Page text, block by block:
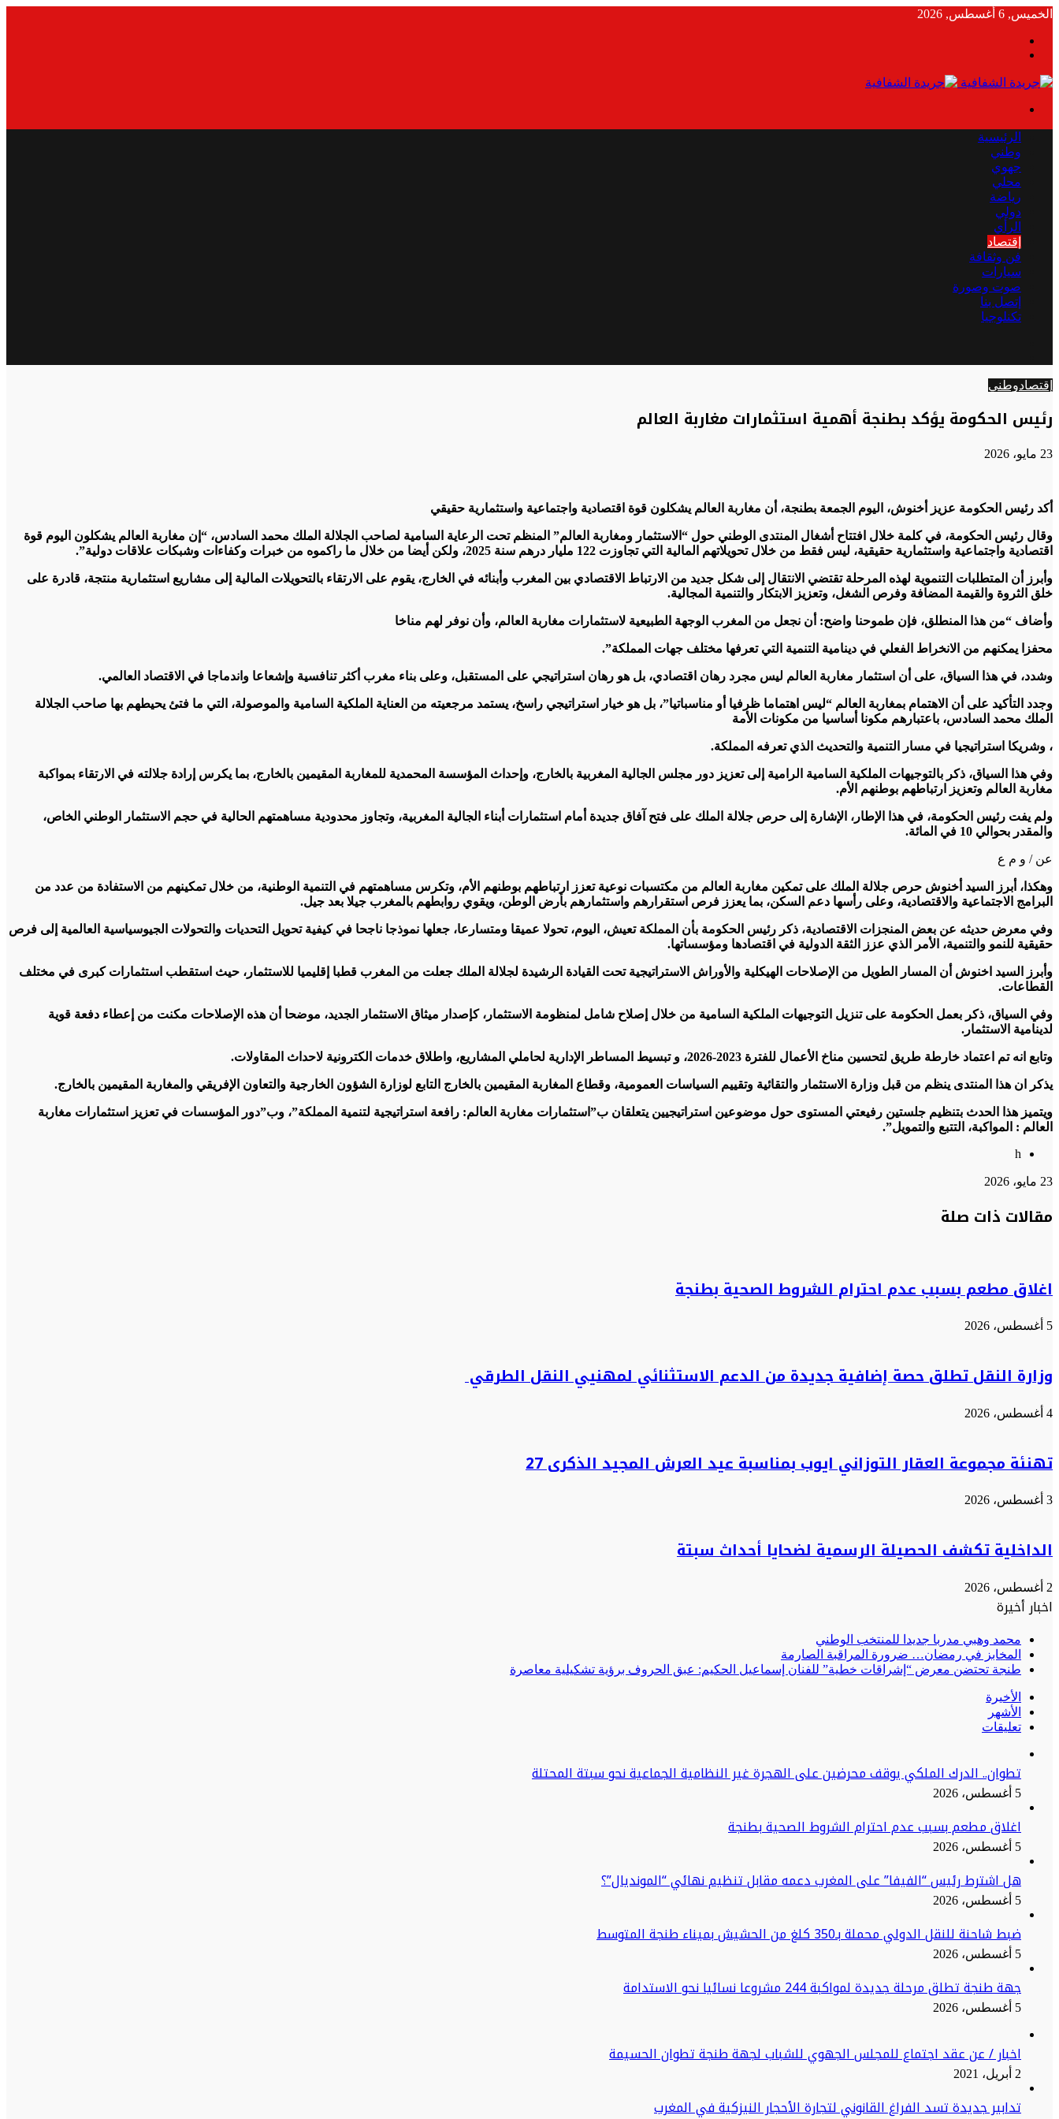
الخميس, 6 أغسطس, 2026
الرئيسية
وطني
جهوي
محلي
رياضة
دولي
الرأي
إقتصاد
فن وثقافة
سيارات
صوت وصورة
إتصل بنا
تكنلوجيا
إقتصادوطني
رئيس الحكومة يؤكد بطنجة أهمية استثمارات مغاربة العالم
23 مايو، 2026
أكد رئيس الحكومة عزيز أخنوش، اليوم الجمعة بطنجة، أن مغاربة العالم يشكلون قوة اقتصادية واجتماعية واستثمارية حقيقي
وقال رئيس الحكومة، في كلمة خلال افتتاح أشغال المنتدى الوطني حول “الاستثمار ومغاربة العالم” المنظم تحت الرعاية السامية لصاحب الجلالة الملك محمد السادس، “إن مغاربة العالم يشكلون اليوم قوة
اقتصادية واجتماعية واستثمارية حقيقية، ليس فقط من خلال تحويلاتهم المالية التي تجاوزت 122 مليار درهم سنة 2025، ولكن أيضا من خلال ما راكموه من خبرات وكفاءات وشبكات علاقات دولية”.
وأبرز أن المتطلبات التنموية لهذه المرحلة تقتضي الانتقال إلى شكل جديد من الارتباط الاقتصادي بين المغرب وأبنائه في الخارج، يقوم على الارتقاء بالتحويلات المالية إلى مشاريع استثمارية منتجة، قادرة على
خلق الثروة والقيمة المضافة وفرص الشغل، وتعزيز الابتكار والتنمية المجالية.
وأضاف “من هذا المنطلق، فإن طموحنا واضح: أن نجعل من المغرب الوجهة الطبيعية لاستثمارات مغاربة العالم، وأن نوفر لهم مناخا
محفزا يمكنهم من الانخراط الفعلي في دينامية التنمية التي تعرفها مختلف جهات المملكة”.
وشدد، في هذا السياق، على أن استثمار مغاربة العالم ليس مجرد رهان اقتصادي، بل هو رهان استراتيجي على المستقبل، وعلى بناء مغرب أكثر تنافسية وإشعاعا واندماجا في الاقتصاد العالمي.
وجدد التأكيد على أن الاهتمام بمغاربة العالم “ليس اهتماما ظرفيا أو مناسباتيا”، بل هو خيار استراتيجي راسخ، يستمد مرجعيته من العناية الملكية السامية والموصولة، التي ما فتئ يحيطهم بها صاحب الجلالة
الملك محمد السادس، باعتبارهم مكونا أساسيا من مكونات الأمة
، وشريكا استراتيجيا في مسار التنمية والتحديث الذي تعرفه المملكة.
وفي هذا السياق، ذكر بالتوجيهات الملكية السامية الرامية إلى تعزيز دور مجلس الجالية المغربية بالخارج، وإحداث المؤسسة المحمدية للمغاربة المقيمين بالخارج، بما يكرس إرادة جلالته في الارتقاء بمواكبة
مغاربة العالم وتعزيز ارتباطهم بوطنهم الأم.
ولم يفت رئيس الحكومة، في هذا الإطار، الإشارة إلى حرص جلالة الملك على فتح آفاق جديدة أمام استثمارات أبناء الجالية المغربية، وتجاوز محدودية مساهمتهم الحالية في حجم الاستثمار الوطني الخاص،
والمقدر بحوالي 10 في المائة.
عن / و م ع
وهكذا، أبرز السيد أخنوش حرص جلالة الملك على تمكين مغاربة العالم من مكتسبات نوعية تعزز ارتباطهم بوطنهم الأم، وتكرس مساهمتهم في التنمية الوطنية، من خلال تمكينهم من الاستفادة من عدد من
البرامج الاجتماعية والاقتصادية، وعلى رأسها دعم السكن، بما يعزز فرص استقرارهم واستثمارهم بأرض الوطن، ويقوي روابطهم بالمغرب جيلا بعد جيل.
وفي معرض حديثه عن بعض المنجزات الاقتصادية، ذكر رئيس الحكومة بأن المملكة تعيش، اليوم، تحولا عميقا ومتسارعا، جعلها نموذجا ناجحا في كيفية تحويل التحديات والتحولات الجيوسياسية العالمية إلى فرص
حقيقية للنمو والتنمية، الأمر الذي عزز الثقة الدولية في اقتصادها ومؤسساتها.
وأبرز السيد اخنوش أن المسار الطويل من الإصلاحات الهيكلية والأوراش الاستراتيجية تحت القيادة الرشيدة لجلالة الملك جعلت من المغرب قطبا إقليميا للاستثمار، حيث استقطب استثمارات كبرى في مختلف
القطاعات.
وفي السياق، ذكر بعمل الحكومة على تنزيل التوجيهات الملكية السامية من خلال إصلاح شامل لمنظومة الاستثمار، كإصدار ميثاق الاستثمار الجديد، موضحا أن هذه الإصلاحات مكنت من إعطاء دفعة قوية
لدينامية الاستثمار.
وتابع انه تم اعتماد خارطة طريق لتحسين مناخ الأعمال للفترة 2023-2026، و تبسيط المساطر الإدارية لحاملي المشاريع، واطلاق خدمات الكترونية لاحداث المقاولات.
يذكر ان هذا المنتدى ينظم من قبل وزارة الاستثمار والتقائية وتقييم السياسات العمومية، وقطاع المغاربة المقيمين بالخارج التابع لوزارة الشؤون الخارجية والتعاون الإفريقي والمغاربة المقيمين بالخارج.
ويتميز هذا الحدث بتنظيم جلستين رفيعتي المستوى حول موضوعين استراتيجيين يتعلقان ب”استثمارات مغاربة العالم: رافعة استراتيجية لتنمية المملكة”، وب”دور المؤسسات في تعزيز استثمارات مغاربة
العالم : المواكبة، التتبع والتمويل”.
h
23 مايو، 2026
عبر
البريد
مقالات ذات صلة
اغلاق مطعم بسبب عدم احترام الشروط الصحية بطنجة
5 أغسطس، 2026
وزارة النقل تطلق حصة إضافية جديدة من الدعم الاستثنائي لمهنيي النقل الطرقي
4 أغسطس، 2026
تهنئة مجموعة العقار التوزاني ايوب بمناسبة عيد العرش المجيد الذكرى 27
3 أغسطس، 2026
الداخلية تكشف الحصيلة الرسمية لضحايا أحداث سبتة
2 أغسطس، 2026
اخبار أخيرة
محمد وهبي مدربا جديدا للمنتخب الوطني
المخابز في رمضان… ضرورة المراقبة الصارمة
طنجة تحتضن معرض “إشراقات خطية” للفنان إسماعيل الحكيم: عبق الحروف برؤية تشكيلية معاصرة
الأخيرة
الأشهر
تعليقات
تطوان.. الدرك الملكي يوقف محرضين على الهجرة غير النظامية الجماعية نحو سبتة المحتلة
5 أغسطس، 2026
اغلاق مطعم بسبب عدم احترام الشروط الصحية بطنجة
5 أغسطس، 2026
هل اشترط رئيس “الفيفا” على المغرب دعمه مقابل تنظيم نهائي “المونديال”؟
5 أغسطس، 2026
ضبط شاحنة للنقل الدولي محملة بـ350 كلغ من الحشيش بميناء طنجة المتوسط
5 أغسطس، 2026
جهة طنجة تطلق مرحلة جديدة لمواكبة 244 مشروعا نسائيا نحو الاستدامة
5 أغسطس، 2026
اخبار / عن عقد اجتماع للمجلس الجهوي للشباب لجهة طنجة تطوان الحسيمة
2 أبريل، 2021
تدابير جديدة تسد الفراغ القانوني لتجارة الأحجار النيزكية في المغرب